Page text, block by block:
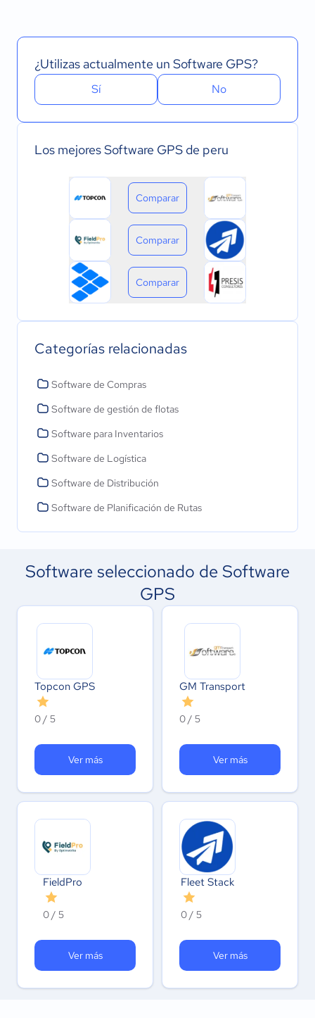
¿Utilizas actualmente un Software GPS?
Sí No
Los mejores Software GPS de peru
Comparar
Comparar
Comparar
Categorías relacionadas
Software de Compras
Software de gestión de flotas
Software para Inventarios
Software de Logística
Software de Distribución
Software de Planificación de Rutas
Software seleccionado de Software
GPS
Topcon GPS
0 / 5
Ver más
GM Transport
0 / 5
Ver más
FieldPro
0 / 5
Ver más
Fleet Stack
0 / 5
Ver más